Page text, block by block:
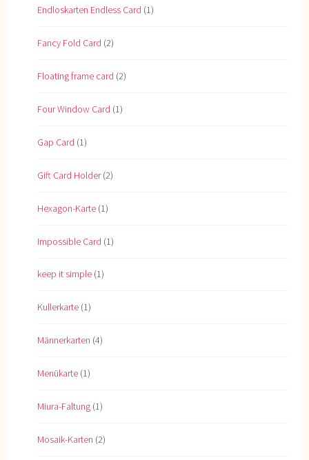
Endloskarten Endless Card (1)
Fancy Fold Card (2)
Floating frame card (2)
Four Window Card (1)
Gap Card (1)
Gift Card Holder(2)
Hexagon-Karte (1)
Impossible Card (1)
keep it simple (1)
Kullerkarte (1)
Männerkarten (4)
Menükarte (1)
Miura-Faltung (1)
Mosaik-Karten (2)